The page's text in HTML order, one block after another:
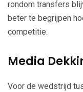
rondom transfers
beter te begrijpen
competitie.
Media
Voor de wedstrijd